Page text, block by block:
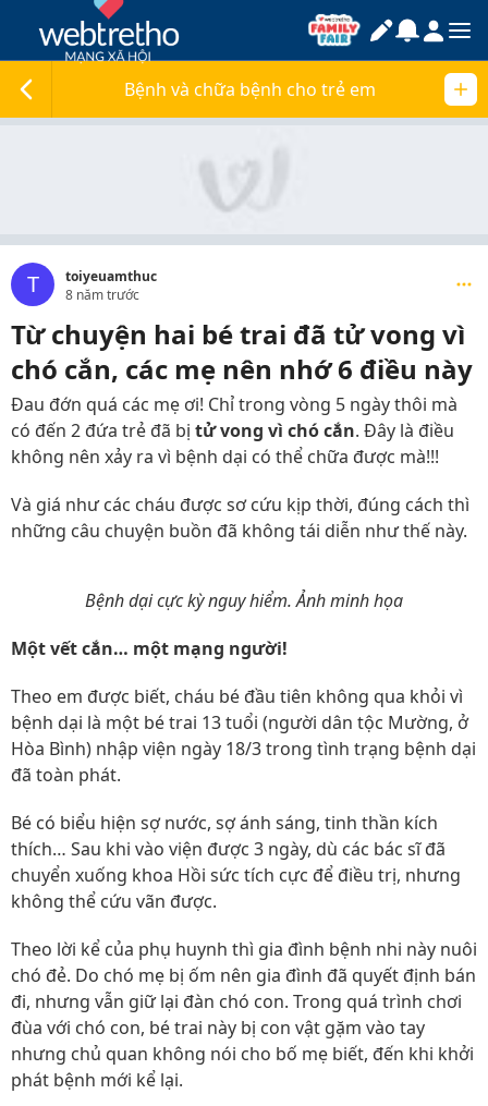
Bệnh và chữa bệnh cho trẻ em
T
toiyeuamthuc
8 năm trước
Từ chuyện hai bé trai đã tử vong vì
chó cắn, các mẹ nên nhớ 6 điều này
Đau đớn quá các mẹ ơi! Chỉ trong vòng 5 ngày thôi mà
có đến 2 đứa trẻ đã bị tử vong vì chó cắn. Đây là điều
không nên xảy ra vì bệnh dại có thể chữa được mà!!!
Và giá như các cháu được sơ cứu kịp thời, đúng cách thì
những câu chuyện buồn đã không tái diễn như thế này.
Bệnh dại cực kỳ nguy hiểm. Ảnh minh họa
Một vết cắn… một mạng người!
Theo em được biết, cháu bé đầu tiên không qua khỏi vì
bệnh dại là một bé trai 13 tuổi (người dân tộc Mường, ở
Hòa Bình) nhập viện ngày 18/3 trong tình trạng bệnh dại
đã toàn phát.
Bé có biểu hiện sợ nước, sợ ánh sáng, tinh thần kích
thích… Sau khi vào viện được 3 ngày, dù các bác sĩ đã
chuyển xuống khoa Hồi sức tích cực để điều trị, nhưng
không thể cứu vãn được.
Theo lời kể của phụ huynh thì gia đình bệnh nhi này nuôi
chó đẻ. Do chó mẹ bị ốm nên gia đình đã quyết định bán
đi, nhưng vẫn giữ lại đàn chó con. Trong quá trình chơi
đùa với chó con, bé trai này bị con vật gặm vào tay
nhưng chủ quan không nói cho bố mẹ biết, đến khi khởi
phát bệnh mới kể lại.